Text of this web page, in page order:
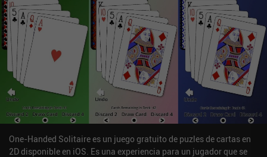
One-Handed Solitaire es un juego gratuito de puzles de cartas en
2D disponible en iOS. Es una experiencia para un jugador que se